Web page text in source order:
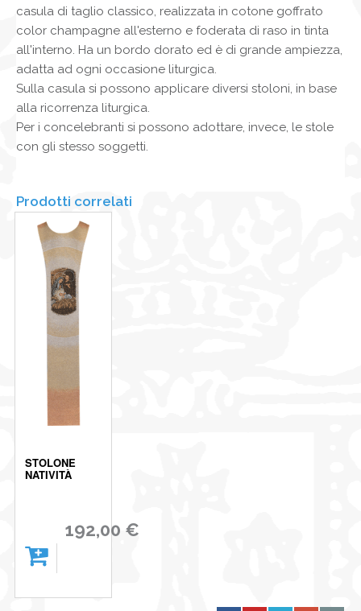
casula di taglio classico, realizzata in cotone goffrato
color champagne all'esterno e foderata di raso in tinta
all'interno. Ha un bordo dorato ed è di grande ampiezza,
adatta ad ogni occasione liturgica.
Sulla casula si possono applicare diversi stoloni, in base
alla ricorrenza liturgica.
Per i concelebranti si possono adottare, invece, le stole
con gli stesso soggetti.
Prodotti correlati
STOLONE
NATIVITÀ
192,00 €